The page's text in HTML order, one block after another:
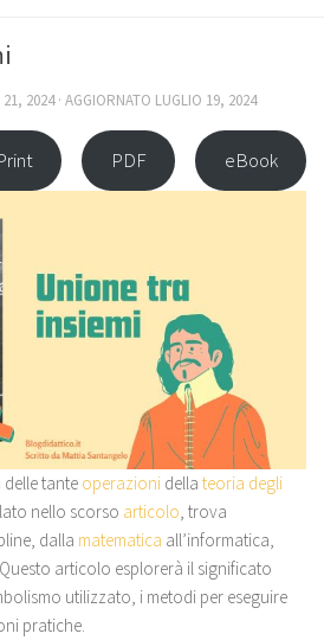
21, 2024· AGGIORNATO LUGLIO 19, 2024
PDF eBook
delle tante operazioni della teoria degli
nello scorso articolo , trova
dalla matematica all’informatica,
articolo esplorerà il significato
utilizzato, i metodi per eseguire
pratiche.